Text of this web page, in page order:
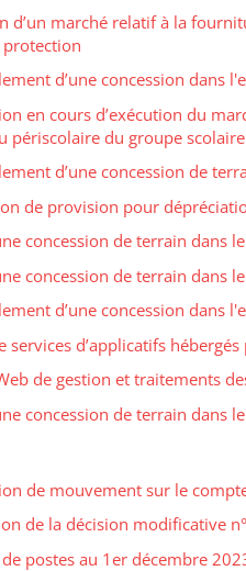
d’un marché relatif à la
d’une concession dans
en cours d’exécution du
périscolaire du groupe
d’une concession de
de provision pour
concession de terrain dans
concession de terrain dans
d’une concession dans
services d’applicatifs
de gestion et traitements
concession de terrain dans
de mouvement sur le
de la décision modificative
postes au 1er décembre